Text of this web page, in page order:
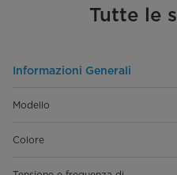
Tutte le
Informazioni Generali
Modello
Colore